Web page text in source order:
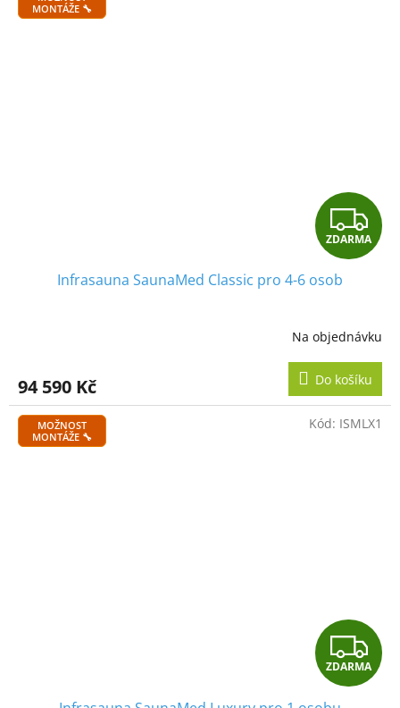
MONTÁŽE 🔧
Z
D
R
M
A
ZDARMA
Infrasauna SaunaMed Classic pro 4-6 osob
Na objednávku
94 590 Kč Do košíku
MOŽNOST
MONTÁŽE 🔧
Z
D
ZDARMA
Kód: ISMLX1